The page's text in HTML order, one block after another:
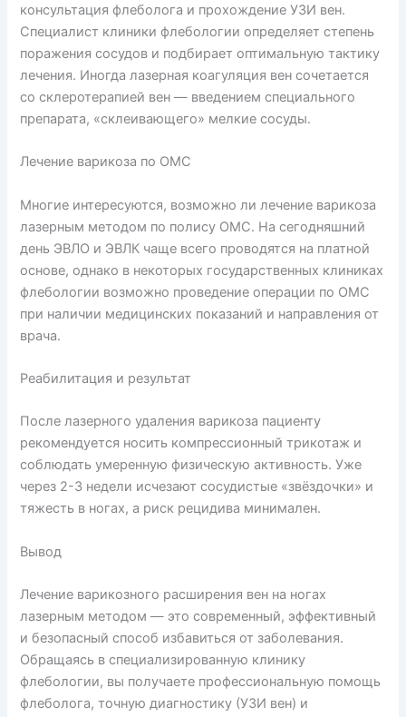
консультация флеболога и прохождение УЗИ вен.
Специалист клиники флебологии определяет степень
поражения сосудов и подбирает оптимальную тактику
лечения. Иногда лазерная коагуляция вен сочетается
со склеротерапией вен — введением специального
препарата, «склеивающего» мелкие сосуды.
Лечение варикоза по ОМС
Многие интересуются, возможно ли лечение варикоза
лазерным методом по полису ОМС. На сегодняшний
день ЭВЛО и ЭВЛК чаще всего проводятся на платной
основе, однако в некоторых государственных клиниках
флебологии возможно проведение операции по ОМС
при наличии медицинских показаний и направления от
врача.
Реабилитация и результат
После лазерного удаления варикоза пациенту
рекомендуется носить компрессионный трикотаж и
соблюдать умеренную физическую активность. Уже
через 2-3 недели исчезают сосудистые «звёздочки» и
тяжесть в ногах, а риск рецидива минимален.
Вывод
Лечение варикозного расширения вен на ногах
лазерным методом — это современный, эффективный
и безопасный способ избавиться от заболевания.
Обращаясь в специализированную клинику
флебологии, вы получаете профессиональную помощь
флеболога, точную диагностику (УЗИ вен) и